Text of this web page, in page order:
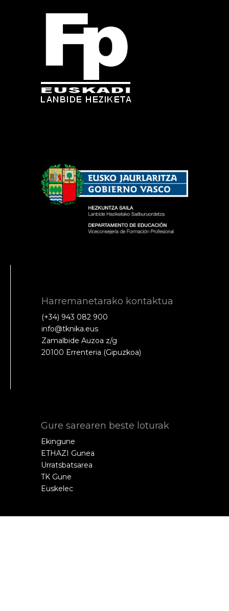
Harremanetarako kontaktua
(+34) 943 082 900
info@tknika.eus
Zamalbide Auzoa z/g
20100 Errenteria (Gipuzkoa)
Gure sarearen beste loturak
Ekingune
ETHAZI Gunea
Urratsbatsarea
TK Gune
Euskelec